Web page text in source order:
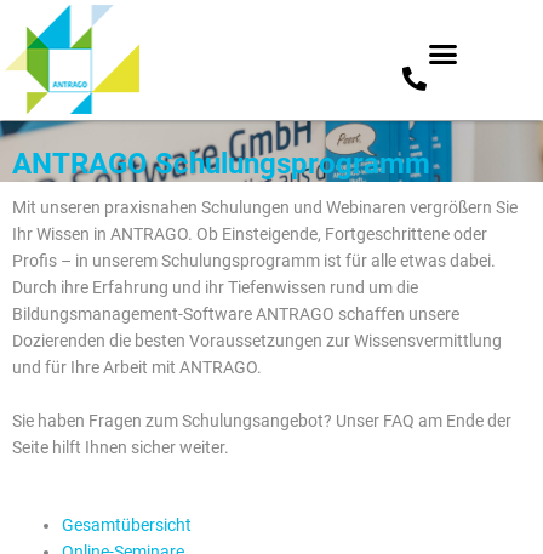
Zum
Inhalt
springen
ANTRAGO Schulungsprogramm
Mit unseren praxisnahen Schulungen und Webinaren vergrößern Sie
Ihr Wissen in ANTRAGO. Ob Einsteigende, Fortgeschrittene oder
Profis – in unserem Schulungsprogramm ist für alle etwas dabei.
Durch ihre Erfahrung und ihr Tiefenwissen rund um die
Bildungsmanagement-Software ANTRAGO schaffen unsere
Dozierenden die besten Voraussetzungen zur Wissensvermittlung
und für Ihre Arbeit mit ANTRAGO.
Sie haben Fragen zum Schulungsangebot? Unser FAQ am Ende der
Seite hilft Ihnen sicher weiter.
Gesamtübersicht